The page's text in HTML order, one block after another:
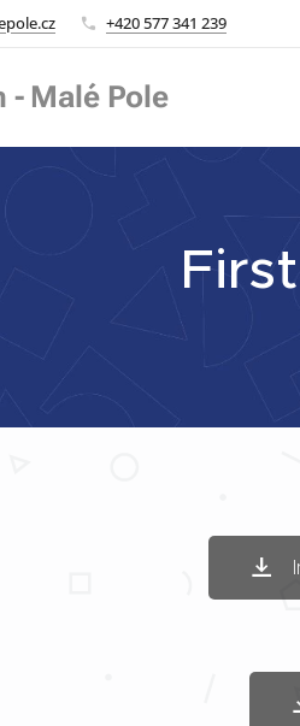
+420 577 341 239
- Malé Pole